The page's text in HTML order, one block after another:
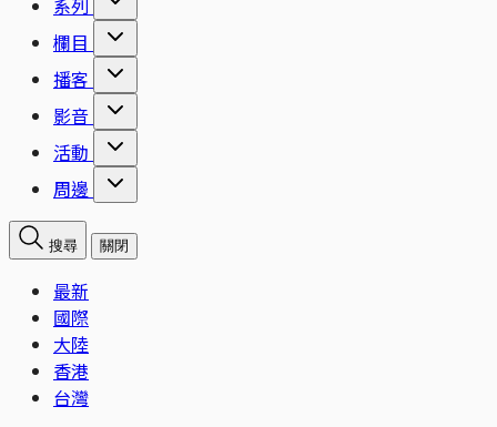
系列
欄目
播客
影音
活動
周邊
搜尋 關閉
最新
國際
大陸
香港
台灣